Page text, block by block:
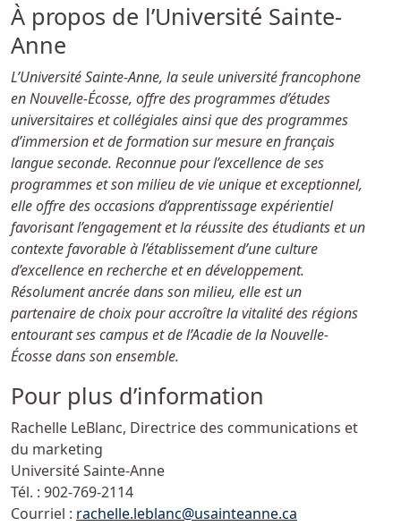
À propos de l’Université Sainte-
Anne
L’Université Sainte-Anne, la seule université francophone
en Nouvelle-Écosse, offre des programmes d’études
universitaires et collégiales ainsi que des programmes
d’immersion et de formation sur mesure en français
langue seconde. Reconnue pour l’excellence de ses
programmes et son milieu de vie unique et exceptionnel,
elle offre des occasions d’apprentissage expérientiel
favorisant l’engagement et la réussite des étudiants et un
contexte favorable à l’établissement d’une culture
d’excellence en recherche et en développement.
Résolument ancrée dans son milieu, elle est un
partenaire de choix pour accroître la vitalité des régions
entourant ses campus et de l’Acadie de la Nouvelle-
Écosse dans son ensemble.
Pour plus d’information
Rachelle LeBlanc, Directrice des communications et
du marketing
Université Sainte-Anne
Tél. : 902-769-2114
Courriel : rachelle.leblanc@usainteanne.ca